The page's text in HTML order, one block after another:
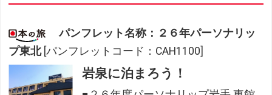
パンフレット名称：２６年パーソナリッ
プ東北 [パンフレットコード：CAH1100]
岩泉に泊まろう！